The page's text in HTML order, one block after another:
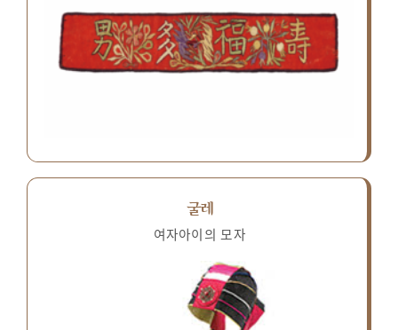
굴레
여자아이의 모자